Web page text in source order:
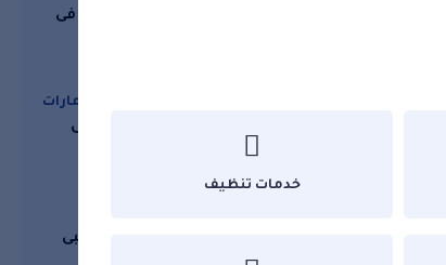
مكتب خادمات بالساعة فى
خدمات نقل عفش فى الإمارات
شركات نقل العفش فى
اماكن سياحية فى ابوظبى
خدمات تنظيف